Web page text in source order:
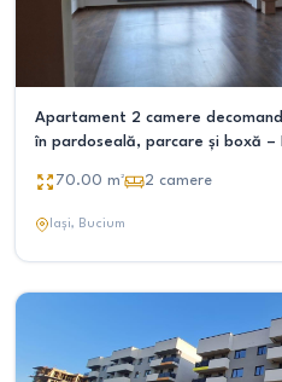
Apartament 2 camere
în pardoseală, parcare și boxă –
70.00 m² 2 camere
Iași, Bucium